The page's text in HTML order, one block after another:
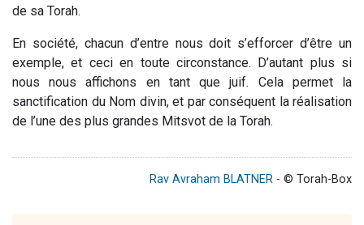
de sa Torah.
En société, chacun d’entre nous doit s’efforcer d’être un
exemple, et ceci en toute circonstance. D’autant plus si
nous nous affichons en tant que juif. Cela permet la
sanctification du Nom divin, et par conséquent la réalisation
de l’une des plus grandes Mitsvot de la Torah.
Rav Avraham BLATNER - © Torah-Box